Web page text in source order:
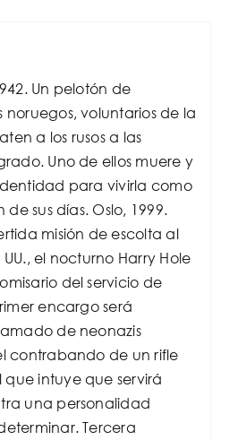
Un pelotón de
voluntarios de la
a los rusos a las
Uno de ellos muere y
para vivirla como
sus días. Oslo, 1999.
misión de escolta al
el nocturno Harry Hole
del servicio de
encargo será
de neonazis
contrabando de un rifle
intuye que servirá
una personalidad
Tercera